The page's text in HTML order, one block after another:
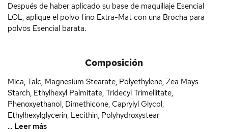
Después de haber aplicado su base de maquillaje Esencial
LOL, aplique el polvo fino Extra-Mat con una Brocha para
polvos Esencial barata.
Composición
Mica, Talc, Magnesium Stearate, Polyethylene, Zea Mays
Starch, Ethylhexyl Palmitate, Tridecyl Trimellitate,
Phenoxyethanol, Dimethicone, Caprylyl Glycol,
Ethylhexylglycerin, Lecithin, Polyhydroxystear
... Leer más